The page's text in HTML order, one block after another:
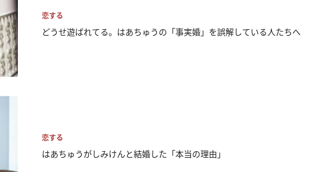
恋する
どうせ遊ばれてる。はあちゅうの「事実婚」を誤解している人たちへ
恋する
はあちゅうがしみけんと結婚した「本当の理由」